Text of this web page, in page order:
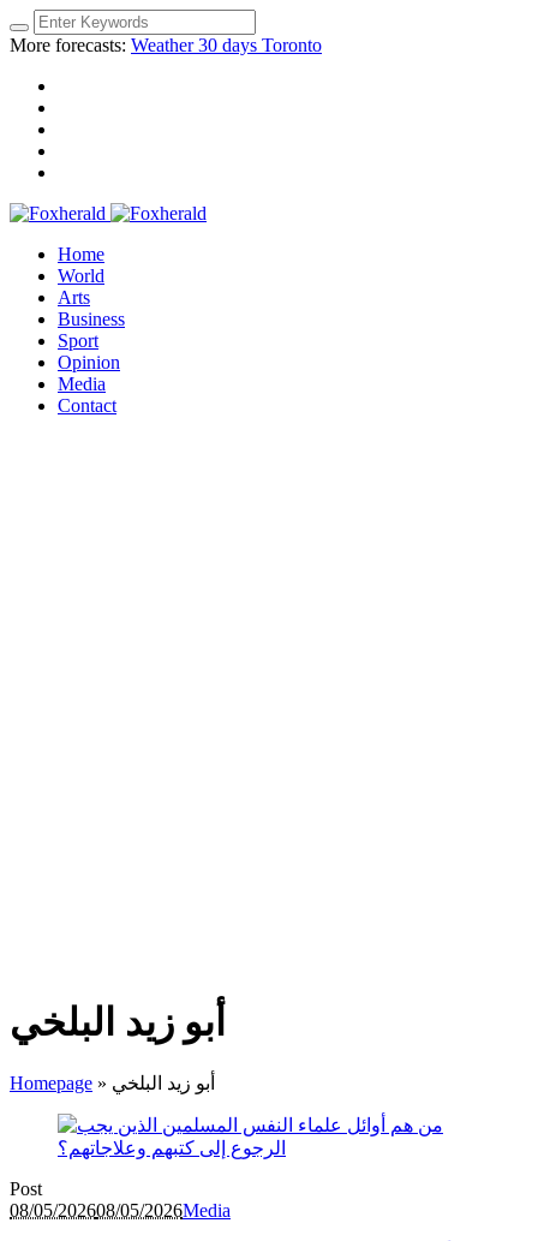
More forecasts: Weather 30 days Toronto
Home
World
Arts
Business
Sport
Opinion
Media
Contact
أبو زيد البلخي
Homepage » أبو زيد البلخي
Post
08/05/202608/05/2026Media